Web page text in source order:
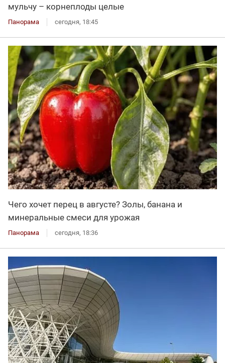
мульчу – корнеплоды целые
Панорама сегодня, 18:45
Чего хочет перец в августе? Золы, банана и
минеральные смеси для урожая
Панорама сегодня, 18:36